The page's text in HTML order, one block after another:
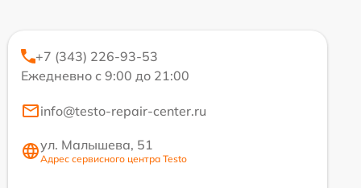
+7 (343) 226-93-53
Ежедневно с 9:00 до 21:00
info@testo-repair-center.ru
ул. Малышева, 51
Адрес сервисного центра Testo